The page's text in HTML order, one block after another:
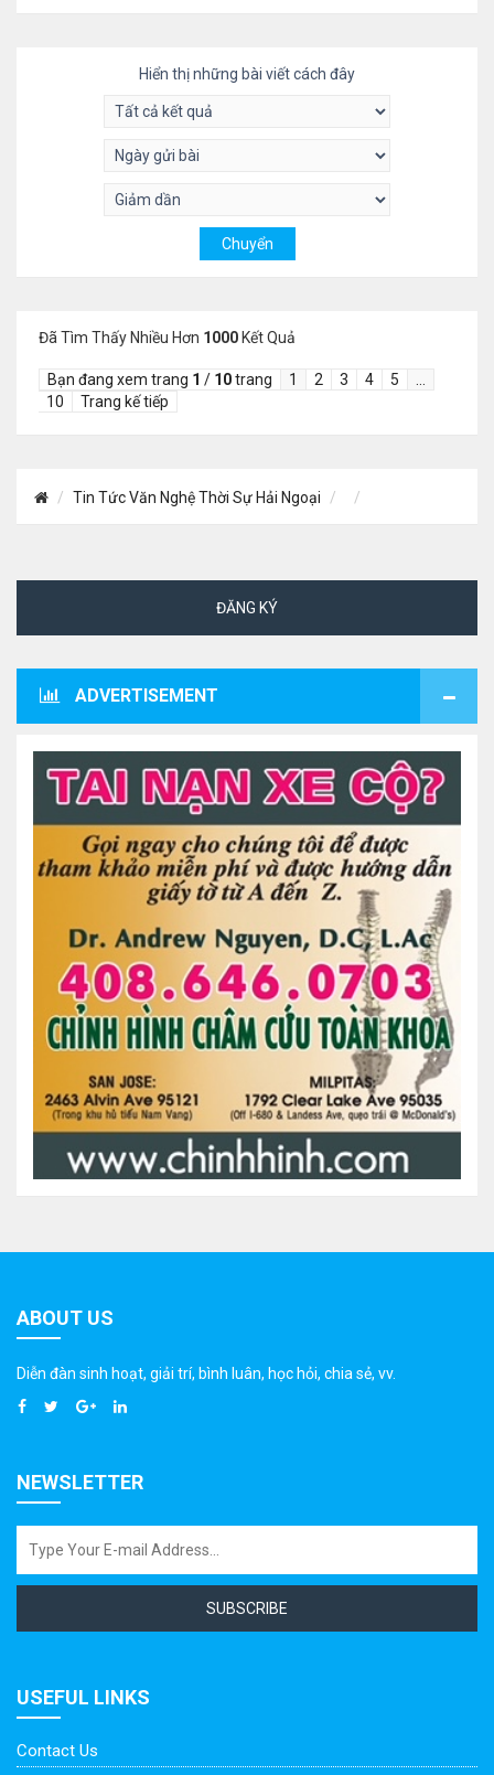
Hiển thị những bài viết cách đây
Đã Tìm Thấy Nhiều Hơn 1000 Kết Quả
Bạn đang xem trang 1 / 10trang 1 2 3 4 5
10
Trang kế tiếp
Tin Tức Văn Nghệ Thời Sự Hải Ngoại
ĐĂNG KÝ
ADVERTISEMENT
ABOUT US
Diễn đàn sinh hoạt, giải trí, bình luân, học hỏi, chia sẻ, vv.
NEWSLETTER
SUBSCRIBE
USEFUL LINKS
Contact Us